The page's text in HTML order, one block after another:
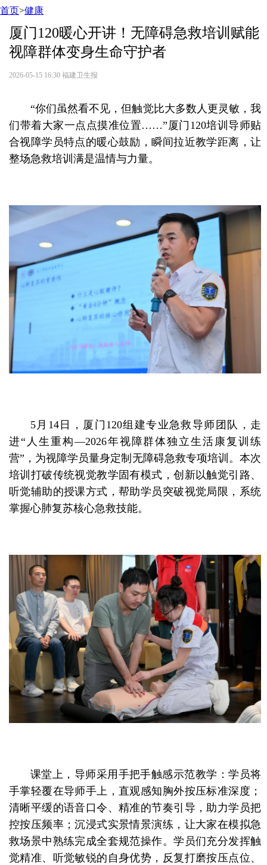
首页>健康
厦门120暖心开讲！无障碍急救培训赋能
视障群体变身生命守护者
2026-05-15 16:30 福建卫生报
“你们虽然看不见，但触觉比大多数人更灵敏，我
们带着大家一点点摸准位置……”厦门120培训导师贴
合视障学员特点的暖心鼓励，瞬间拉近教学距离，让
整场急救培训满是温情与力量。
5月14日，厦门120组建专业急救导师团队，走
进“人生重构—2026年视障群体独立生活康复训练
营”，为视障学员量身定制无障碍急救专项培训。本次
培训打破传统视觉教学固有模式，创新以触觉引路、
听觉辅助的授课方式，帮助学员突破视觉局限，系统
掌握心肺复苏核心急救技能。
课堂上，导师采用手把手触感示范教学：学员将
手掌轻覆在导师手上，直观感知胸外按压标准深度；
清晰平缓的语音口令、精准的节奏引导，助力学员把
控按压频率；沉浸式实景情景演练，让大家在模拟急
救场景中熟练完成全套规范操作。学员们充分发挥触
觉精准、听觉敏锐的自身优势，反复打磨按压点位、